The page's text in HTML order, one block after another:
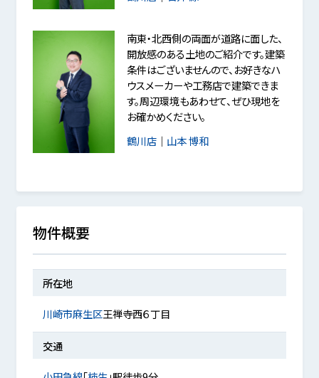
南東・北西側の両面が道路に面した、
開放感のある土地のご紹介です。建築
条件はございませんので、お好きなハ
ウスメーカーや工務店で建築できま
す。周辺環境もあわせて、ぜひ現地を
お確かめください。
鶴川店｜ 山本 博和
物件概要
所在地
川崎市麻生区王禅寺西６丁目
交通